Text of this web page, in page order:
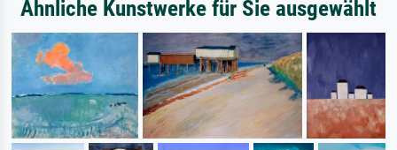
Ähnliche Kunstwerke für Sie ausgewählt